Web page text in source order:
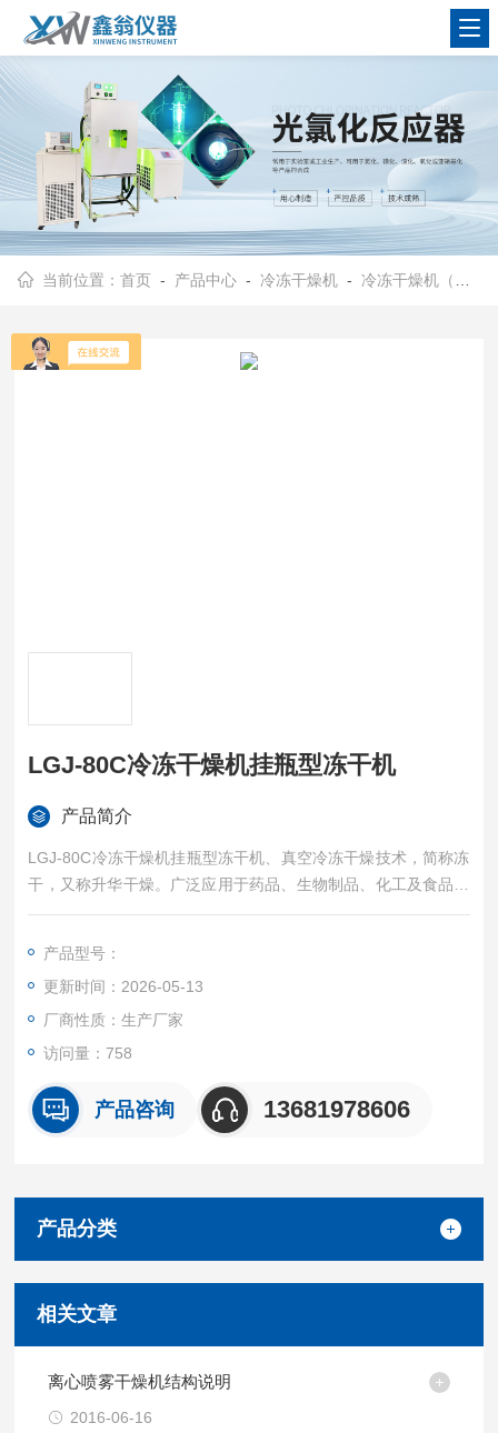
查看更多
当前位置：首页 - 产品中心 -冷冻干燥机 -冷冻干燥机（挂瓶型）
LGJ-80C冷冻干燥机挂瓶型冻干机
产品简介
LGJ-80C冷冻干燥机挂瓶型冻干机、真空冷冻干燥技术，简称冻
干，又称升华干燥。广泛应用于药品、生物制品、化工及食品工
业。对热敏性物质如抗生素、疫苗、血液制品、酶激素及其他生
产品型号：
更新时间：2026-05-13
厂商性质：生产厂家
访问量：758
产品咨询 13681978606
产品分类
相关文章
离心喷雾干燥机结构说明
2016-06-16